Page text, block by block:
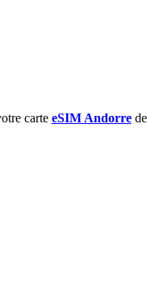
carte eSIM Andorrede